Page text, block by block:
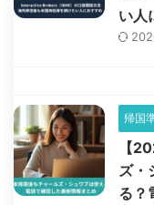
い人
帰国
【
ズ・
る？